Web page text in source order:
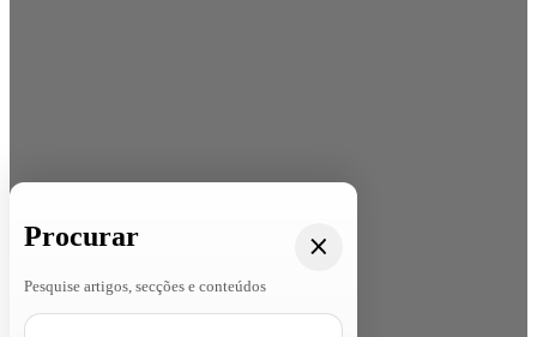
Procurar
Pesquise artigos, secções e conteúdos